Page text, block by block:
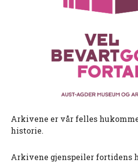
Arkivene er vår felles
historie.
Arkivene gjenspeiler fortidens